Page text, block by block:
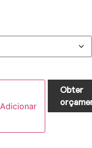
Adicionar
Obter